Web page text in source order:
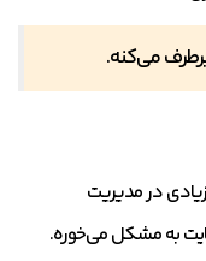
می‌کنه.
در مدیریت
به مشکل می‌خوره.